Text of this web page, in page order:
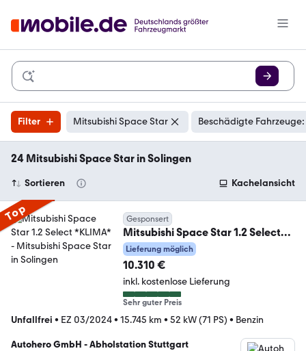
Filter Mitsubishi Space Star Beschädigte
24 Mitsubishi Space Star in Solingen
Sortieren Kachelansicht
Top Gesponsert
Mitsubishi Space Star 1.2 Select
*KLIMA*
Lieferung möglich
10.310 €
inkl. kostenlose Lieferung
Sehr guter Preis
Unfallfrei • EZ 03/2024• 15.745 km • 52 kW (71 PS) • Benzin
Autohero GmbH - Abholstation Stuttgart